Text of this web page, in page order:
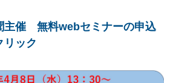
主催 無料webセミナーの申込
リック